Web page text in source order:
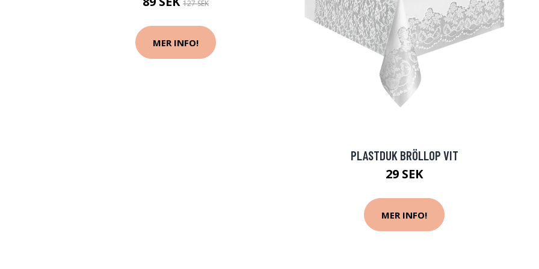
127 SEK
MER INFO!
PLASTDUK BRÖLLOP VIT
29 SEK
MER INFO!